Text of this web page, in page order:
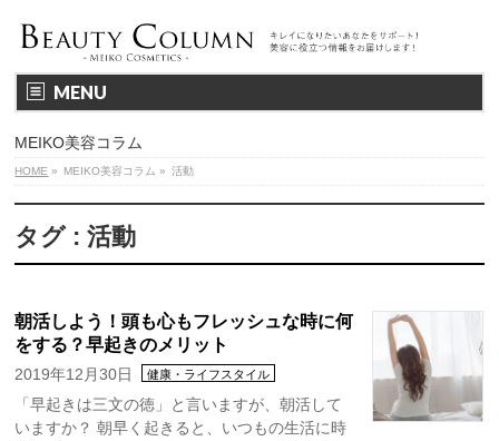
MENU
MEIKO美容コラム
HOME » MEIKO美容コラム » 活動
タグ : 活動
朝活しよう！頭も心もフレッシュな時に何
をする？早起きのメリット
2019年12月30日 健康・ライフスタイル
「早起きは三文の徳」と言いますが、朝活して
いますか？ 朝早く起きると、いつもの生活に時